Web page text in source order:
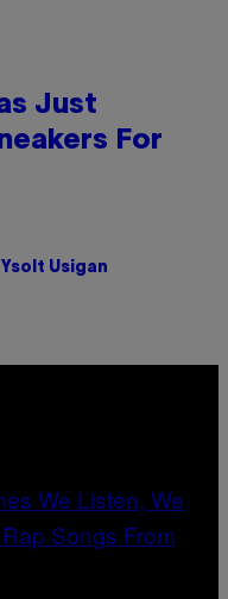
Just
For
Ysolt Usigan